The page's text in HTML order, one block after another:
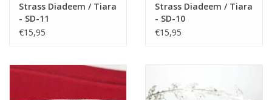
Strass Diadeem / Tiara
- SD-11
€15,95
Strass Diadeem / Tiara
- SD-10
€15,95